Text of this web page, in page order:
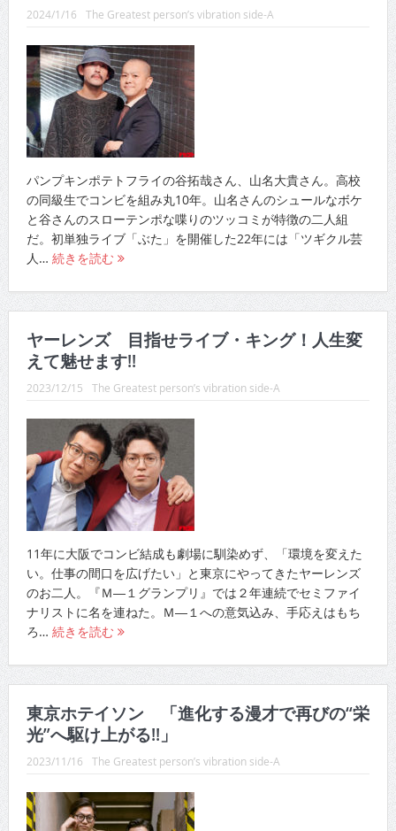
2024/1/16 The Greatest person’s vibration side-A
パンプキンポテトフライの谷拓哉さん、山名大貴さん。高校
の同級生でコンビを組み丸10年。山名さんのシュールなボケ
と谷さんのスローテンポな喋りのツッコミが特徴の二人組
だ。初単独ライブ「ぶた」を開催した22年には「ツギクル芸
人… 続きを読む
ヤーレンズ 目指せライブ・キング！人生変
えて魅せます!!
2023/12/15 The Greatest person’s vibration side-A
11年に大阪でコンビ結成も劇場に馴染めず、「環境を変えた
い。仕事の間口を広げたい」と東京にやってきたヤーレンズ
のお二人。『Ｍ―１グランプリ』では２年連続でセミファイ
ナリストに名を連ねた。Ｍ―１への意気込み、手応えはもち
ろ… 続きを読む
東京ホテイソン 「進化する漫才で再びの“栄
光”へ駆け上がる!!」
2023/11/16 The Greatest person’s vibration side-A